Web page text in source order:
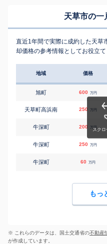
天草市の一
直近1年間で実際に成約した天草
却価格の参考情報としてお役立て
地域 価格
旭町 600 万円
天草町高浜南 250 万円
牛深町 200 万円
牛深町 250 万円
牛深町 60 万円
もっ
※ これらのデータは、国土交通省の不動産
が作成しています。